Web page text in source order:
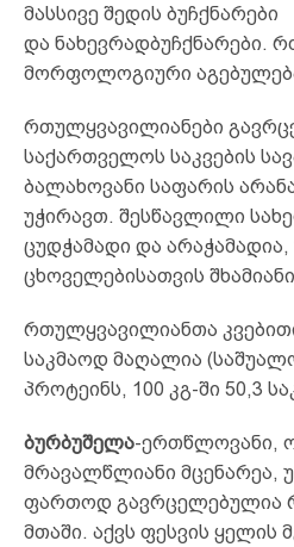
მასსივე შედის ბუჩქნარები
და ნახევრადბუჩქნარები.
მორფოლოგიური
რთულყვავილიანები
საქართველოს საკვების
ბალახოვანი საფარის
უჭირავთ. შესწავლილი
ცუდჭამადი და არაჭამადია,
ცხოველებისათვის
რთულყვავილიანთა
საკმაოდ მაღალია
პროტეინს, 100 კგ-ში 50,3
ბურბუშელა-ერთწლოვანი,
მრავალწლიანი მცენარეა,
ფართოდ გავრცელებულია
მთაში. აქვს ფესვის ყელის